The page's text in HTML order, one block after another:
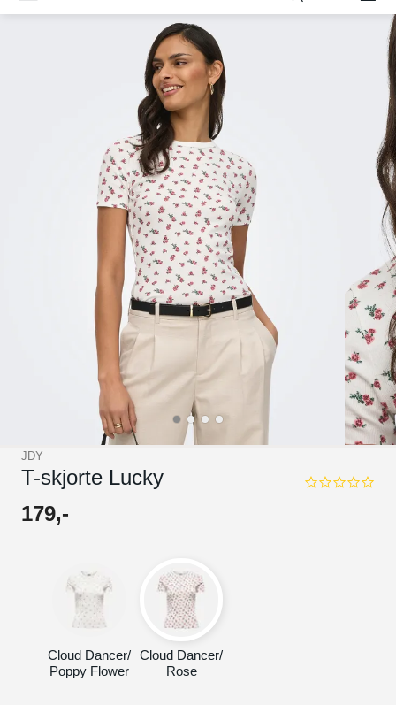
JDY
T-skjorte Lucky
0.0
179,-
Cloud Dancer/
Poppy Flower
Cloud Dancer/
Rose